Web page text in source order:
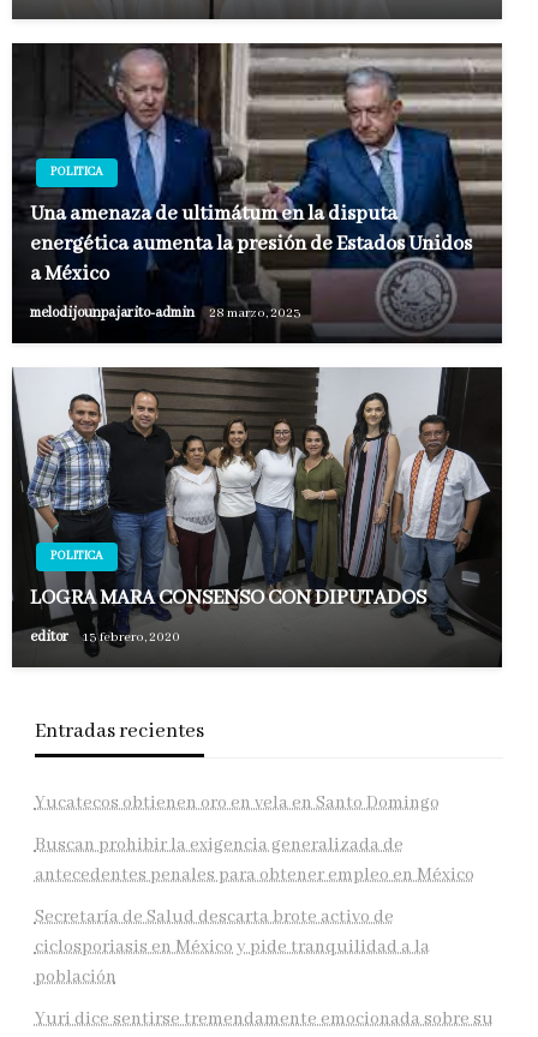
POLITICA
Una amenaza de ultimátum en la disputa
energética aumenta la presión de Estados Unidos
a México
melodijounpajarito-admin 28 marzo, 2023
POLITICA
LOGRA MARA CONSENSO CON DIPUTADOS
editor 13 febrero, 2020
Entradas recientes
Yucatecos obtienen oro en vela en Santo Domingo
Buscan prohibir la exigencia generalizada de
antecedentes penales para obtener empleo en México
Secretaría de Salud descarta brote activo de
ciclosporiasis en México y pide tranquilidad a la
población
Yuri dice sentirse tremendamente emocionada sobre su